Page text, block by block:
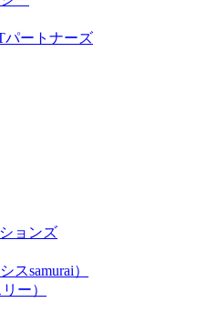
パートナーズ
ョンズ
スsamurai）
ー）